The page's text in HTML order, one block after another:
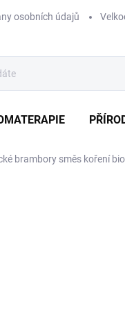
osobních údajů
brambory směs koření